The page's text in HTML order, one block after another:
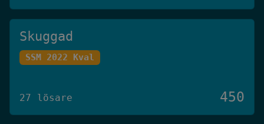
Skuggad
SSM 2022 Kval
27 lösare 450